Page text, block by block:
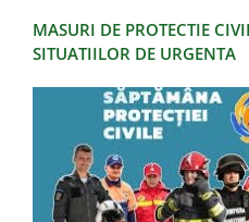
MASURI DE PROTECTIE
SITUATIILOR DE URGENTA